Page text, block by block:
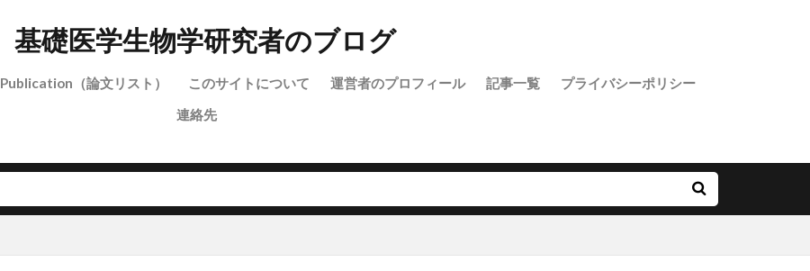
基礎医学生物学研究者のブログ
Publication（論文リスト） このサイトについて 運営者のプロフィール 記事一覧
プライバシーポリシー
連絡先